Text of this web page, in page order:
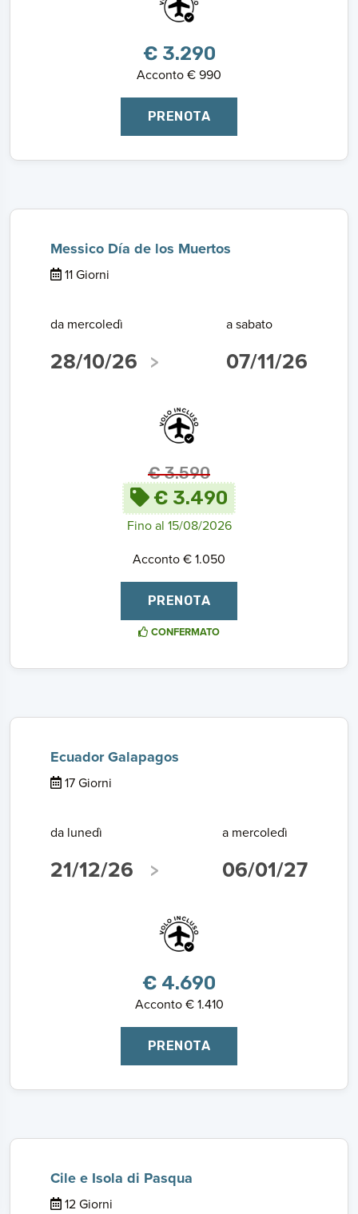
€ 3.290
Acconto € 990
PRENOTA
Messico Día de los Muertos
11 Giorni
da mercoledì
28/10/26
a sabato
07/11/26
€ 3.590
€ 3.490
Fino al 15/08/2026
Acconto € 1.050
PRENOTA
CONFERMATO
Ecuador Galapagos
17 Giorni
da lunedì
21/12/26
a mercoledì
06/01/27
€ 4.690
Acconto € 1.410
PRENOTA
Cile e Isola di Pasqua
12 Giorni